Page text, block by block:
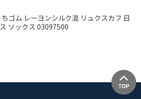
ゴム レーヨンシルク混 リュクスカフ 日
ソックス 03097500